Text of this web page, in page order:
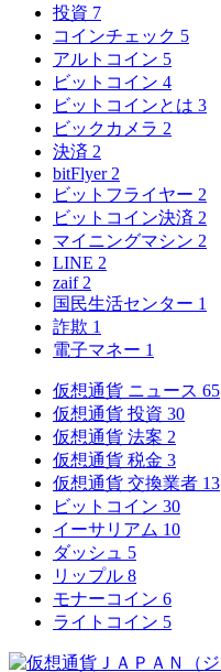
投資 7
コインチェック 5
アルトコイン 5
ビットコイン 4
ビットコインとは 3
ビックカメラ 2
決済 2
bitFlyer 2
ビットフライヤー 2
ビットコイン決済 2
マイニングマシン 2
LINE 2
zaif 2
国民生活センター 1
詐欺 1
電子マネー 1
仮想通貨 ニュース 65
仮想通貨 投資 30
仮想通貨 法案 2
仮想通貨 税金 3
仮想通貨 交換業者 13
ビットコイン 30
イーサリアム 10
ダッシュ 5
リップル 8
モナーコイン 6
ライトコイン 5